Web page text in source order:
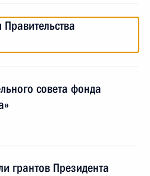
совета фонда
грантов Президента